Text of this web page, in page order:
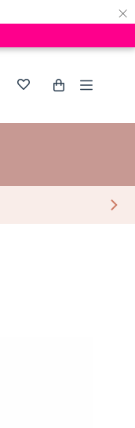
×
Winkelwagen